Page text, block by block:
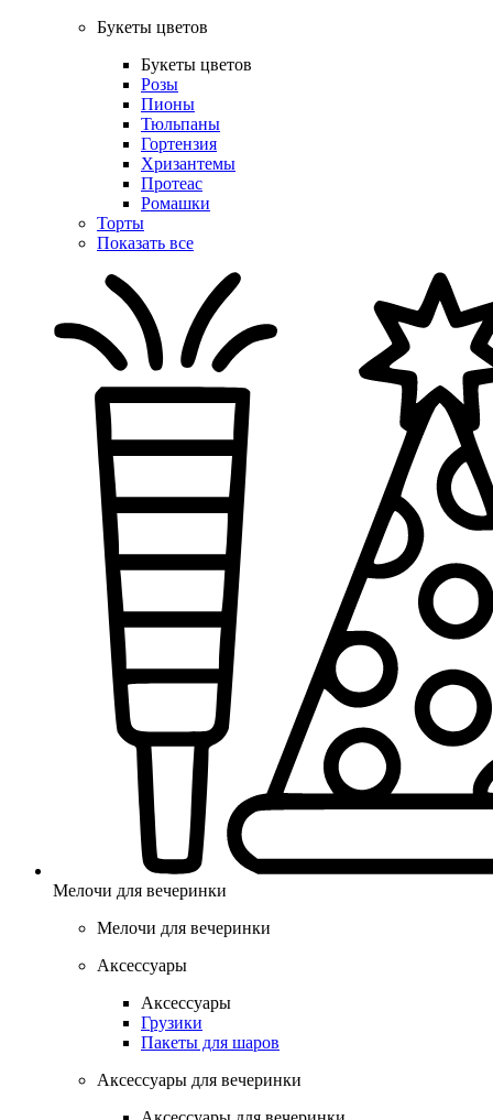
Букеты цветов
Букеты цветов
Розы
Пионы
Тюльпаны
Гортензия
Хризантемы
Протеас
Ромашки
Торты
Показать все
Мелочи для вечеринки
Мелочи для вечеринки
Аксессуары
Аксессуары
Грузики
Пакеты для шаров
Аксессуары для вечеринки